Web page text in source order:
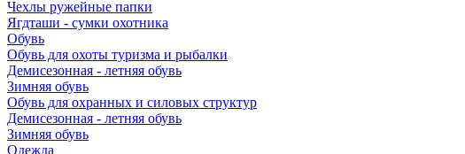
Чехлы ружейные папки
Ягдташи - сумки охотника
Обувь
Обувь для охоты туризма и рыбалки
Демисезонная - летняя обувь
Зимняя обувь
Обувь для охранных и силовых структур
Демисезонная - летняя обувь
Зимняя обувь
Одежда